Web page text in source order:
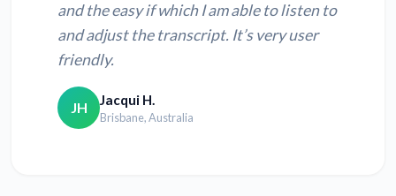
and the easy if which I am able to listen to
and adjust the transcript. It’s very user
friendly.
JH Jacqui H.
Brisbane, Australia